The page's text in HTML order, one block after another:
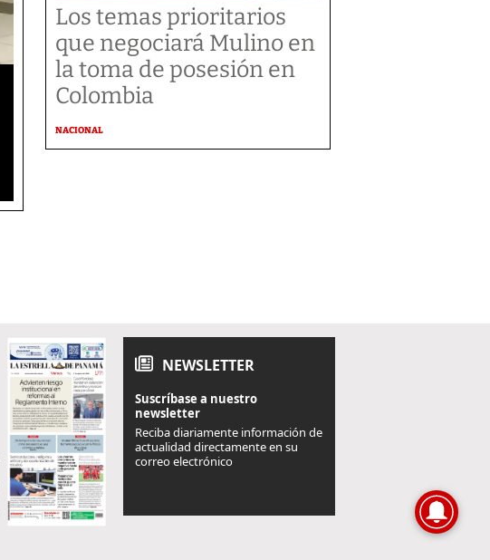
Los temas prioritarios
que negociará Mulino en
la toma de posesión en
Colombia
NACIONAL
NEWSLETTER
Suscríbase a nuestro
newsletter
Reciba diariamente información de
actualidad directamente en su
correo electrónico